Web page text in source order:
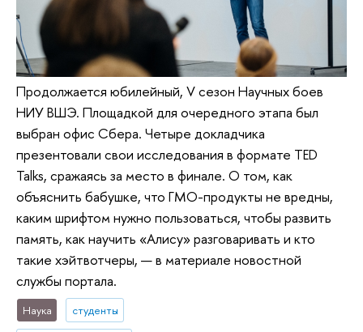
Продолжается юбилейный, V сезон Научных боев
НИУ ВШЭ. Площадкой для очередного этапа был
выбран офис Сбера. Четыре докладчика
презентовали свои исследования в формате TED
Talks, сражаясь за место в финале. О том, как
объяснить бабушке, что ГМО-продукты не вредны,
каким шрифтом нужно пользоваться, чтобы развить
память, как научить «Алису» разговаривать и кто
такие хэйтвотчеры, — в материале новостной
службы портала.
Наука студенты